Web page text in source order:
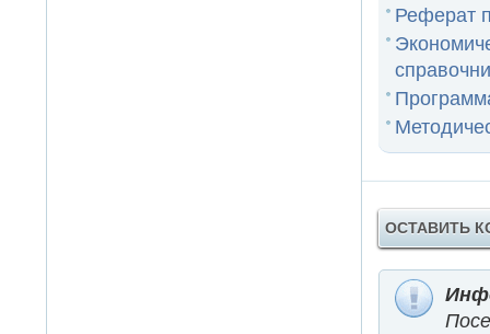
Реферат
ОСТАВИТЬ